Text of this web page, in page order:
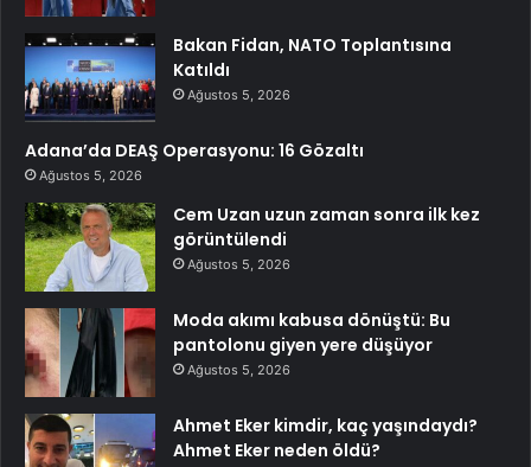
Bakan Fidan, NATO Toplantısına
Katıldı
Ağustos 5, 2026
Adana’da DEAŞ Operasyonu: 16 Gözaltı
Ağustos 5, 2026
Cem Uzan uzun zaman sonra ilk kez
görüntülendi
Ağustos 5, 2026
Moda akımı kabusa dönüştü: Bu
pantolonu giyen yere düşüyor
Ağustos 5, 2026
Ahmet Eker kimdir, kaç yaşındaydı?
Ahmet Eker neden öldü?